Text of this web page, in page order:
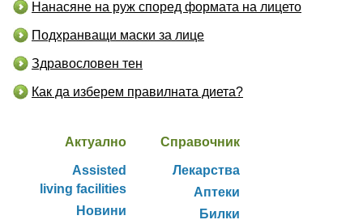
Нанасяне на руж според формата на лицето
Подхранващи маски за лице
Здравословен тен
Как да изберем правилната диета?
Актуално
Assisted
living facilities
Новини
Справочник
Лекарства
Аптеки
Билки